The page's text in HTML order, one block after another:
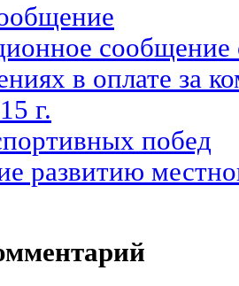
сообщение
в оплате за
г.
побед
развитию